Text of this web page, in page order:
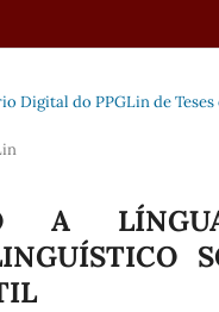
Digital do PPGLin de
A